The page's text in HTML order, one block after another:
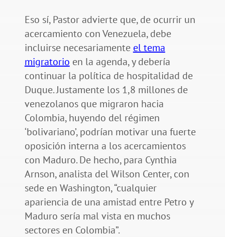
Eso sí, Pastor advierte que, de ocurrir un
acercamiento con Venezuela, debe
incluirse necesariamente el tema
migratorio en la agenda, y debería
continuar la política de hospitalidad de
Duque. Justamente los 1,8 millones de
venezolanos que migraron hacia
Colombia, huyendo del régimen
‘bolivariano’, podrían motivar una fuerte
oposición interna a los acercamientos
con Maduro. De hecho, para Cynthia
Arnson, analista del Wilson Center, con
sede en Washington, “cualquier
apariencia de una amistad entre Petro y
Maduro sería mal vista en muchos
sectores en Colombia”.